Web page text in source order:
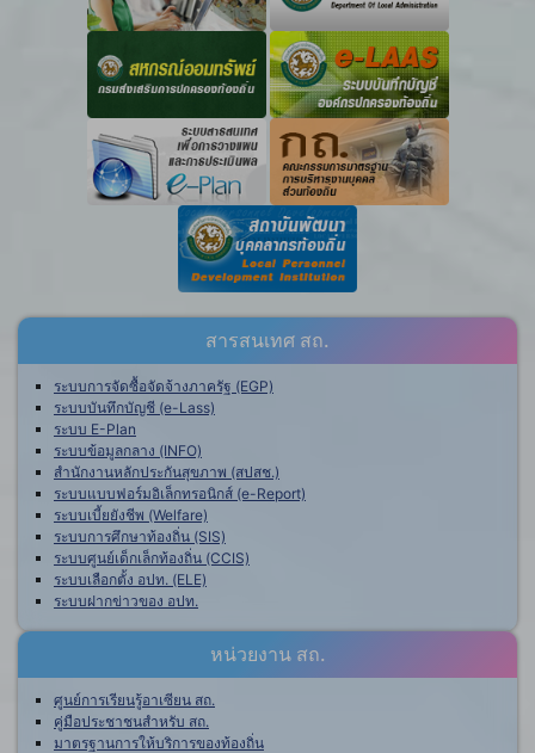
สารสนเทศ สถ.
ระบบการจัดซื้อจัดจ้างภาครัฐ (EGP)
ระบบบันทึกบัญชี (e-Lass)
ระบบ E-Plan
ระบบข้อมูลกลาง (INFO)
สำนักงานหลักประกันสุขภาพ (สปสช.)
ระบบแบบฟอร์มอิเล็กทรอนิกส์ (e-Report)
ระบบเบี้ยยังชีพ (Welfare)
ระบบการศึกษาท้องถิ่น (SIS)
ระบบศูนย์เด็กเล็กท้องถิ่น (CCIS)
ระบบเลือกตั้ง อปท. (ELE)
ระบบฝากข่าวของ อปท.
หน่วยงาน สถ.
ศูนย์การเรียนรู้อาเซียน สถ.
คู่มือประชาชนสำหรับ สถ.
มาตรฐานการให้บริการของท้องถิ่น